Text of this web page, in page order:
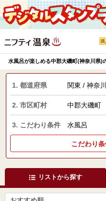
水風呂が楽しめる中郡大磯町(神奈川県)
1. 都道府県 関東 / 神奈
2. 市区町村 中郡大磯町
3. こだわり条件 水風呂
こだわり
リストから探す